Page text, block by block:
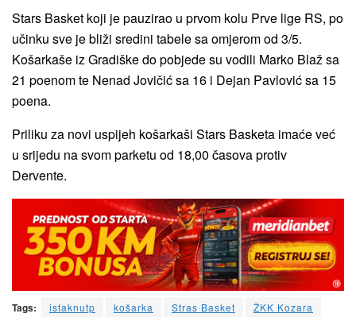
Stars Basket koji je pauzirao u prvom kolu Prve lige RS, po
učinku sve je bliži sredini tabele sa omjerom od 3/5.
Košarkaše iz Gradiške do pobjede su vodili Marko Blaž sa
21 poenom te Nenad Jovičić sa 16 i Dejan Pavlović sa 15
poena.
Priliku za novi uspijeh košarkaši Stars Basketa imaće već
u srijedu na svom parketu od 18,00 časova protiv
Dervente.
Tags: istaknutp košarka Stras Basket ŽKK Kozara